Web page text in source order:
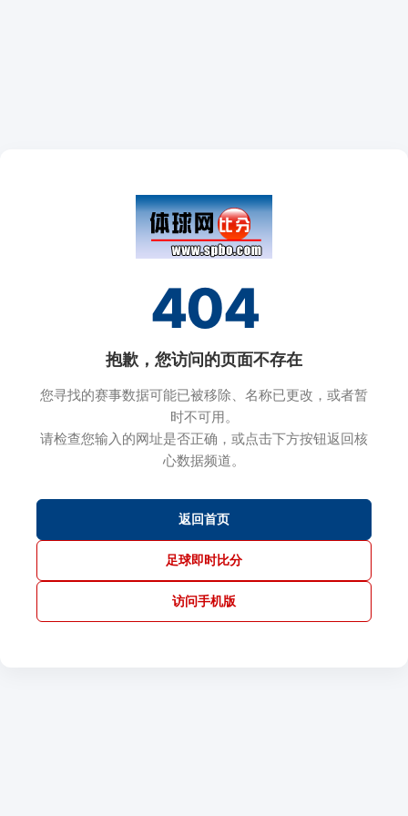
404
抱歉，您访问的页面不存在
您寻找的赛事数据可能已被移除、名称已更改，或者暂
时不可用。
请检查您输入的网址是否正确，或点击下方按钮返回核
心数据频道。
返回首页
足球即时比分
访问手机版